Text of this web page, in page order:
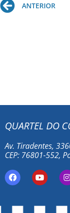
Prev
ANTERIOR
QUARTEL DO
Av. Tiradentes,
CEP: 76801-552,
F
a
c
b
Y
o
u
u
I
n
s
a